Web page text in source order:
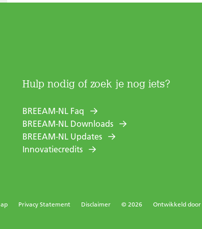
Hulp nodig of zoek je nog iets?
BREEAM-NL Faq
BREEAM-NL Downloads
BREEAM-NL Updates
Innovatiecredits
Privacy Statement Disclaimer © 2026 Ontwikkeld door